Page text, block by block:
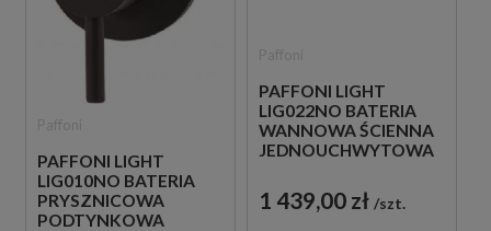
PAFFONI LIGHT
LIG010NO BATERIA
PRYSZNICOWA
PODTYNKOWA
PAFFONI LIGHT
LIG022NO BATERIA
WANNOWA ŚCIENNA
JEDNOUCHWYTOWA
1 439,00 zł szt.